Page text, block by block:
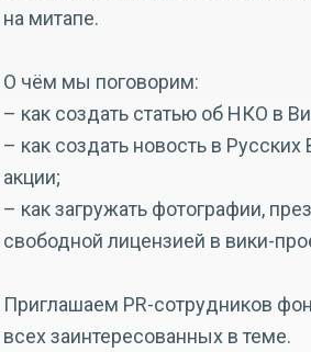
на митапе.
О чём мы поговорим:
– как создать статью об НКО в
– как создать новость в
акции;
– как загружать фотографии,
свободной лицензией в вики-
Приглашаем PR-сотрудников
всех заинтересованных в теме.